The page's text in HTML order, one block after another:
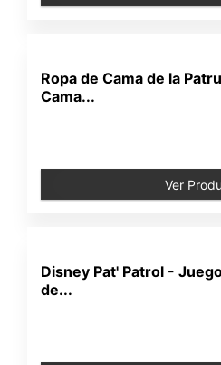
Ropa de Cama de la
Cama...
Ver
Disney Pat' Patrol -
de...